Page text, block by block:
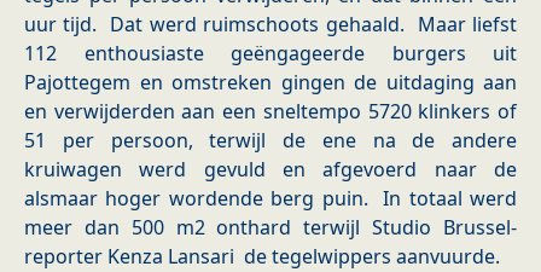
uur tijd. Dat werd ruimschoots gehaald. Maar liefst
112 enthousiaste geëngageerde burgers uit
Pajottegem en omstreken gingen de uitdaging aan
en verwijderden aan een sneltempo 5720 klinkers of
51 per persoon, terwijl de ene na de andere
kruiwagen werd gevuld en afgevoerd naar de
alsmaar hoger wordende berg puin. In totaal werd
meer dan 500 m2 onthard terwijl Studio Brussel-
reporter Kenza Lansari de tegelwippers aanvuurde.